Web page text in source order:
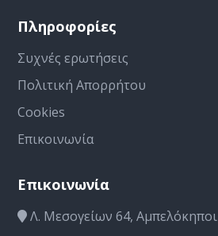
Πληροφορίες
Συχνές ερωτήσεις
Πολιτική Απορρήτου
Cookies
Επικοινωνία
Επικοινωνία
Λ. Μεσογείων 64, Αμπελόκηποι